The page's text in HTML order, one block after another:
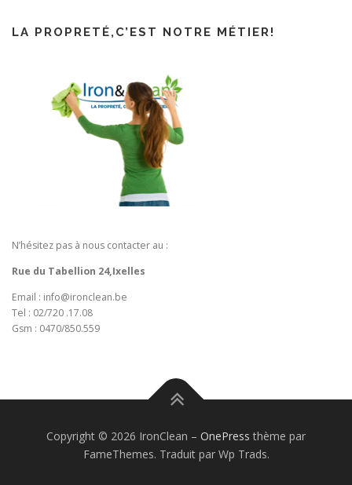
LA PROPRETÉ,C’EST NOTRE MÉTIER!
N’hésitez pas à nous contacter au :
Rue du Tabellion 24,Ixelles
Email : info@ironclean.be
Tel : 02/720 .17.08
Gsm : 0470/850.559
Copyright © 2026 IronClean – OnePress thème par
FameThemes. Traduit par Wp Trads.